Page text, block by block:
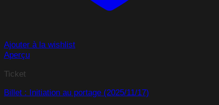
Ajouter à la wishlist
Aperçu
Ticket
Billet : Initiation au portage (2025/11/17)